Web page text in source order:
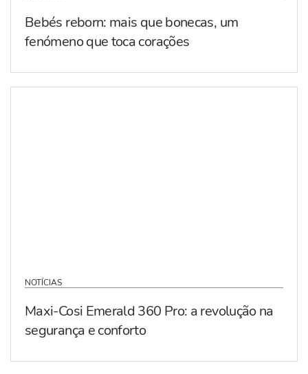
Bebés reborn: mais que bonecas, um
fenómeno que toca corações
NOTÍCIAS
Maxi-Cosi Emerald 360 Pro: a revolução na
segurança e conforto